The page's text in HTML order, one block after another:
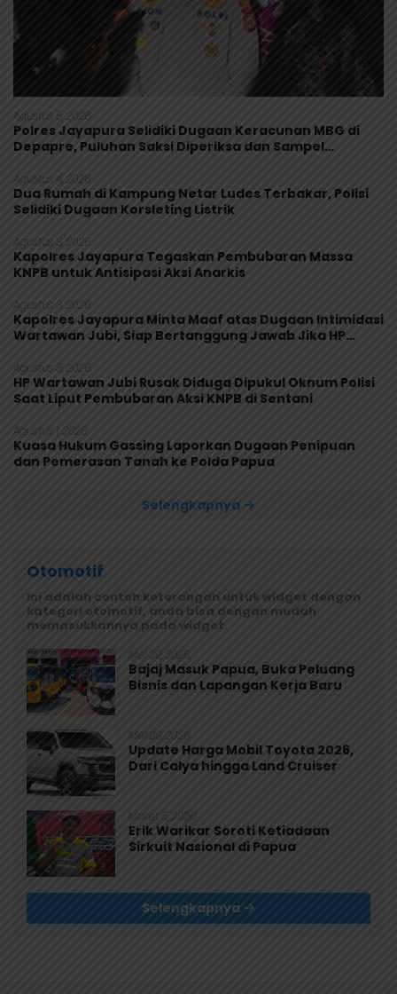
Agustus 5, 2026
Polres Jayapura Selidiki Dugaan Keracunan MBG di
Depapre, Puluhan Saksi Diperiksa dan Sampel
Agustus 4, 2026
Dua Rumah di Kampung Netar Ludes Terbakar, Polisi
Selidiki Dugaan Korsleting Listrik
Agustus 3, 2026
Kapolres Jayapura Tegaskan Pembubaran Massa
KNPB untuk Antisipasi Aksi Anarkis
Agustus 3, 2026
Kapolres Jayapura Minta Maaf atas Dugaan Intimidasi
Wartawan Jubi, Siap Bertanggung Jawab Jika HP
Agustus 3, 2026
HP Wartawan Jubi Rusak Diduga Dipukul Oknum Polisi
Saat Liput Pembubaran Aksi KNPB di Sentani
Agustus 1, 2026
Kuasa Hukum Gassing Laporkan Dugaan Penipuan
dan Pemerasan Tanah ke Polda Papua
Selengkapnya
Otomotif
Ini adalah contoh keterangan untuk widget dengan
kategori otomotif, anda bisa dengan mudah
memasukkannya pada widget.
Mei 29, 2026
Bajaj Masuk Papua, Buka Peluang
Bisnis dan Lapangan Kerja Baru
Mei 29, 2026
Update Harga Mobil Toyota 2026,
Dari Calya hingga Land Cruiser
Maret 5, 2026
Erik Warikar Soroti Ketiadaan
Sirkuit Nasional di Papua
Selengkapnya